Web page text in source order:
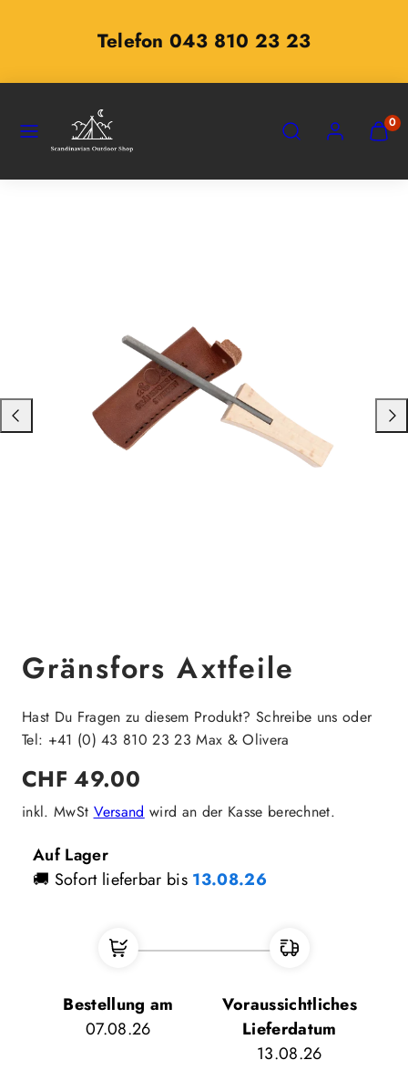
Telefon 043 810 23 23
SPEISEKARTE 0
Nach
links
Nach
Gränsfors Axtfeile
Hast Du Fragen zu diesem Produkt? Schreibe uns oder
Tel: +41 (0) 43 810 23 23 Max & Olivera
Regulärer
Preis
CHF 49.00
inkl. MwSt Versand wird an der Kasse berechnet.
Auf Lager
🚚 Sofort lieferbar bis 13.08.26
Bestellung am
07.08.26
Voraussichtliches
Lieferdatum
13.08.26